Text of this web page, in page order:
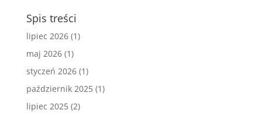
Spis treści
lipiec 2026(1)
maj 2026(1)
styczeń 2026(1)
październik 2025(1)
lipiec 2025(2)